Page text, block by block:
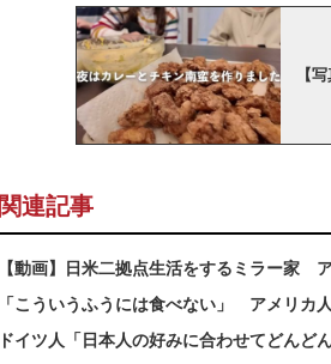
【
関連記事
【動画】日米二拠点生活をするミラー家
「こういうふうには食べない」 アメリカ
ドイツ人「日本人の好みに合わせてどん